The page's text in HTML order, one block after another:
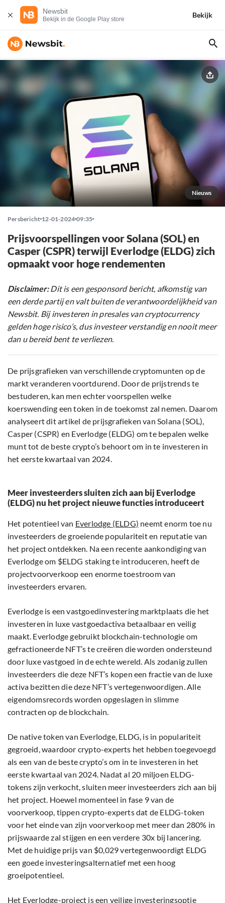
Newsbit
Bekijk in de Google Play store
Bekijk
Nieuws
Persbericht 12-01-2024 09:35
Prijsvoorspellingen voor Solana (SOL) en
Casper (CSPR) terwijl Everlodge (ELDG) zich
opmaakt voor hoge rendementen
Disclaimer:Dit is een gesponsord bericht, afkomstig van
een derde partij en valt buiten de verantwoordelijkheid van
Newsbit. Bij investeren in presales van cryptocurrency
gelden hoge risico’s, dus investeer verstandig en nooit meer
dan u bereid bent te verliezen.
De prijsgrafieken van verschillende cryptomunten op de
markt veranderen voortdurend. Door de prijstrends te
bestuderen, kan men echter voorspellen welke
koerswending een token in de toekomst zal nemen. Daarom
analyseert dit artikel de prijsgrafieken van Solana (SOL),
Casper (CSPR) en Everlodge (ELDG) om te bepalen welke
munt tot de beste crypto’s behoort om in te investeren in
het eerste kwartaal van 2024.
Meer investeerders sluiten zich aan bij Everlodge
(ELDG) nu het project nieuwe functies introduceert
Het potentieel van Everlodge (ELDG) neemt enorm toe nu
investeerders de groeiende populariteit en reputatie van
het project ontdekken. Na een recente aankondiging van
Everlodge om $ELDG staking te introduceren, heeft de
projectvoorverkoop een enorme toestroom van
investeerders ervaren.
Everlodge is een vastgoedinvestering marktplaats die het
investeren in luxe vastgoedactiva betaalbaar en veilig
maakt. Everlodge gebruikt blockchain-technologie om
gefractioneerde NFT’s te creëren die worden ondersteund
door luxe vastgoed in de echte wereld. Als zodanig zullen
investeerders die deze NFT’s kopen een fractie van de luxe
activa bezitten die deze NFT’s vertegenwoordigen. Alle
eigendomsrecords worden opgeslagen in slimme
contracten op de blockchain.
De native token van Everlodge, ELDG, is in populariteit
gegroeid, waardoor crypto-experts het hebben toegevoegd
als een van de beste crypto’s om in te investeren in het
eerste kwartaal van 2024. Nadat al 20 miljoen ELDG-
tokens zijn verkocht, sluiten meer investeerders zich aan bij
het project. Hoewel momenteel in fase 9 van de
voorverkoop, tippen crypto-experts dat de ELDG-token
voor het einde van zijn voorverkoop met meer dan 280% in
prijswaarde zal stijgen en een verdere 30x bij lancering.
Met de huidige prijs van $0,029 vertegenwoordigt ELDG
een goede investeringsalternatief met een hoog
groeipotentieel.
Het Everlodge-project is een veilige investeringsoptie